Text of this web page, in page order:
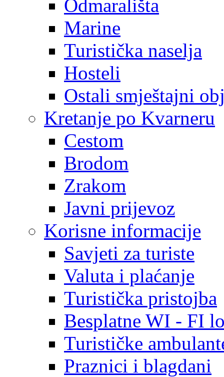
Odmarališta
Marine
Turistička naselja
Hosteli
Ostali smještajni
Kretanje po Kvarneru
Cestom
Brodom
Zrakom
Javni prijevoz
Korisne informacije
Savjeti za turiste
Valuta i plaćanje
Turistička pristojba
Besplatne WI - FI
Turističke
Praznici i blagdani